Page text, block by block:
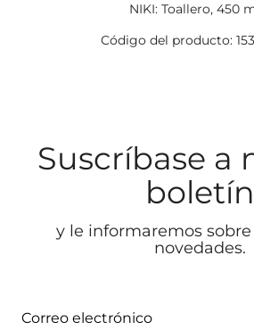
NIKI: Toallero, 450
Código del producto:
Suscríbase a
boletín
y le informaremos
novedades.